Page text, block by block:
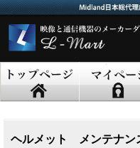
ヘルメット メンテナ